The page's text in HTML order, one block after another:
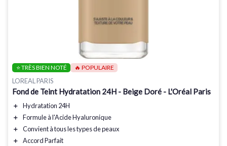
⭐ TRÈS BIEN NOTÉ 🔥 POPULAIRE
LOREAL PARIS
Fond de Teint Hydratation 24H - Beige Doré - L'Oréal Paris
＋
Hydratation 24H
＋
Formule à l'Acide Hyaluronique
＋
Convient à tous les types de peaux
＋
Accord Parfait